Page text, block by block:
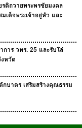
รติถวายพระพรชัยมงคล
เด็จพระเจ้าอยู่หัว และ
การ วทร. 25 และรับโล่
หวัด
บาตร เสริมสร้างคุณธรรม